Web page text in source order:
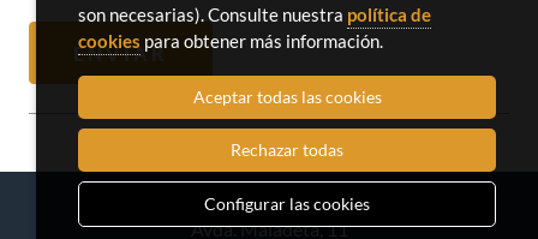
ENVIAR
Avda. Maladeta, 11
son necesarias). Consulte nuestra política de
cookies para obtener más información.
Aceptar todas las cookies
Rechazar todas
Configurar las cookies